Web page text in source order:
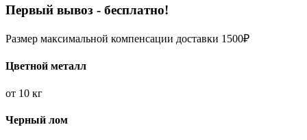
Первый вывоз - бесплатно!
Размер максимальной компенсации доставки 1500₽
Цветной металл
от 10 кг
Черный лом